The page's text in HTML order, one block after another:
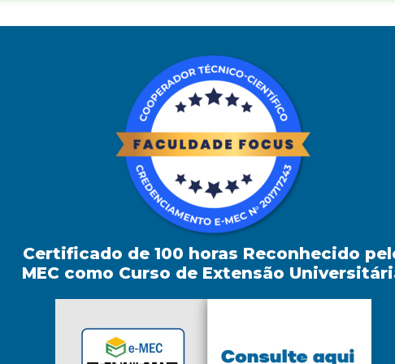
Certificado de 100 horas Reconhecido
MEC como Curso de Extensão